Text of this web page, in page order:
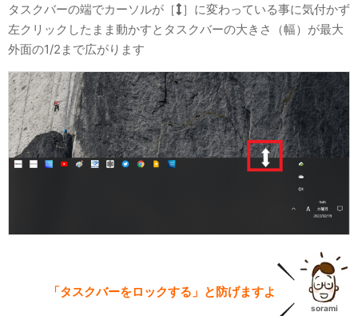
タスクバーの端でカーソルが［
］に変わっている事に気付かず
左クリックしたまま動かすとタスクバーの大きさ（幅）が最大
外面の1/2まで広がります
「タスクバーをロックする」と防げますよ
sorami